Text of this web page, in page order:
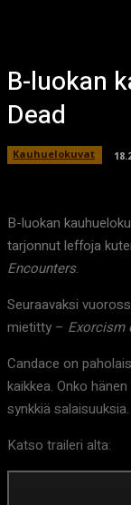
B-luokan
Dead
Kauhuelokuvat
B-luokan
tarjonnut leffoja
Encounters.
Seuraavaksi
mietitty – Exorcism
Candace on
kaikkea. Onko
synkkiä salaisuuksia.
Katso traileri alta: